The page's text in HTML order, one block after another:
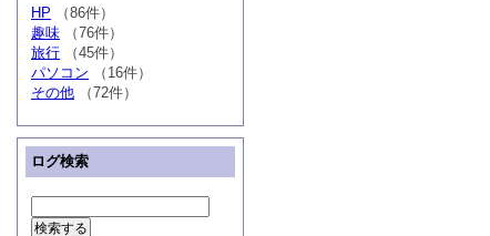
HP （86件）
趣味 （76件）
旅行 （45件）
パソコン （16件）
その他 （72件）
ログ検索